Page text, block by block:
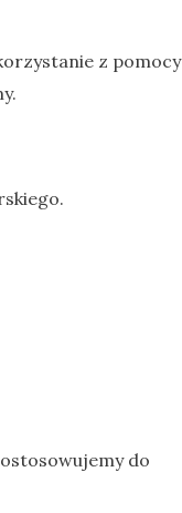
z pomocy
do